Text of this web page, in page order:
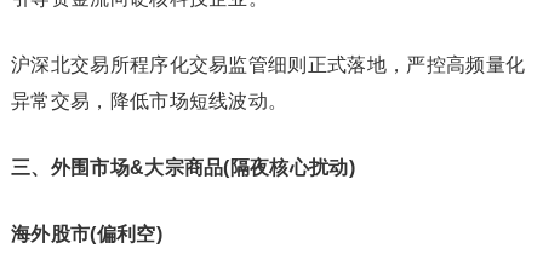
沪深北交易所程序化交易监管细则正式落地，严控高频量化
异常交易，降低市场短线波动。
三、外围市场&大宗商品(隔夜核心扰动)
海外股市(偏利空)